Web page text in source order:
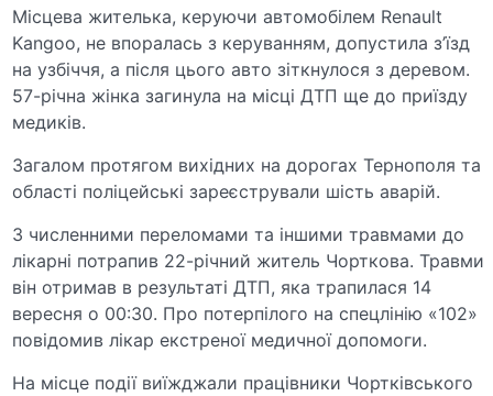
Місцева жителька, керуючи автомобілем Renault
Kangoo, не впоралась з керуванням, допустила з’їзд
на узбіччя, а після цього авто зіткнулося з деревом.
57-річна жінка загинула на місці ДТП ще до приїзду
медиків.
Загалом протягом вихідних на дорогах Тернополя та
області поліцейські зареєстрували шість аварій.
З численними переломами та іншими травмами до
лікарні потрапив 22-річний житель Чорткова. Травми
він отримав в результаті ДТП, яка трапилася 14
вересня о 00:30. Про потерпілого на спецлінію «102»
повідомив лікар екстреної медичної допомоги.
На місце події виїжджали працівники Чортківського